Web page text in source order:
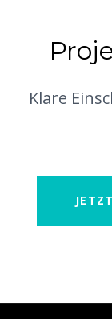
Klare